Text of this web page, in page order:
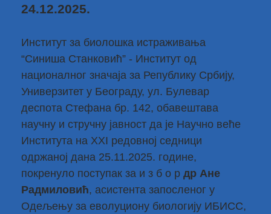
24.12.2025.
Институт за биолошка истраживања
“Синиша Станковић” - Институт од
националног значаја за Републику Србију,
Универзитет у Београду, ул. Булевар
деспота Стефана бр. 142, обавештава
научну и стручну јавност да је Научно веће
Института на XXI редовној седници
одржаној дана 25.11.2025. године,
покренуло поступак за и з б о р др Ане
Радмиловић, асистента запосленог у
Одељењу за еволуциону биологију ИБИСС,